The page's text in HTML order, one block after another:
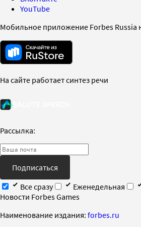
YouTube
Мобильное приложение Forbes Russia
На сайте работает синтез речи
Рассылка:
Подписаться
Все сразу
Еженедельная
Новости Forbes Games
Наименование издания: forbes.ru